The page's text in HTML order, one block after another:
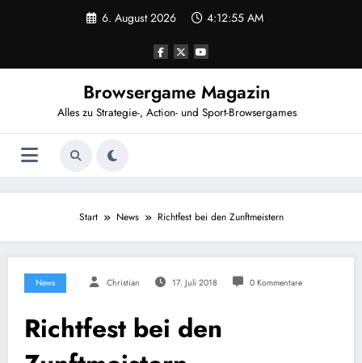
6. August 2026 4:12:55 AM
Browsergame Magazin
Alles zu Strategie-, Action- und Sport-Browsergames
Start News Richtfest bei den Zunftmeistern
News Christian 17. Juli 2018 0 Kommentare
Richtfest bei den